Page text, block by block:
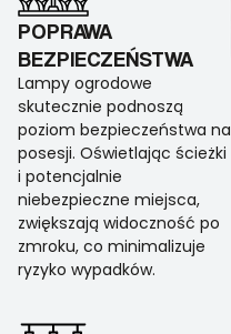
POPRAWA
BEZPIECZEŃSTWA
Lampy ogrodowe
skutecznie podnoszą
poziom bezpieczeństwa na
posesji. Oświetlając ścieżki
i potencjalnie
niebezpieczne miejsca,
zwiększają widoczność po
zmroku, co minimalizuje
ryzyko wypadków.